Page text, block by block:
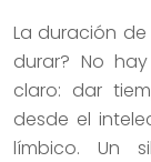
La duración
durar? No
claro: dar
desde el
límbico. Un